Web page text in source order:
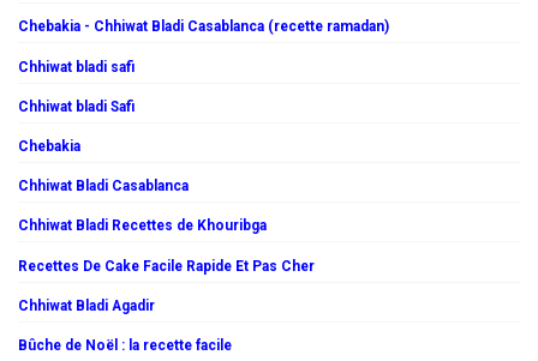
Chebakia - Chhiwat Bladi Casablanca (recette ramadan)
Chhiwat bladi safi
Chhiwat bladi Safi
Chebakia
Chhiwat Bladi Casablanca
Chhiwat Bladi Recettes de Khouribga
Recettes De Cake Facile Rapide Et Pas Cher
Chhiwat Bladi Agadir
Bûche de Noël : la recette facile